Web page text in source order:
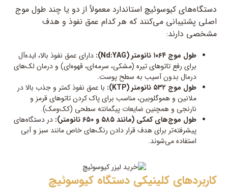
دستگاه‌های کیوسوئیچ استاندارد معمولاً از دو یا چند طول موج
اصلی پشتیبانی می‌کنند که هر کدام عمق نفوذ و هدف
مشخصی دارند:
طول موج ۱۰۶۴ نانومتر (Nd:YAG):
دارای عمق نفوذ بالا، ایده‌آل
برای رفع تاتوهای تیره (مشکی، سرمه‌ای، قهوه‌ای) و درمان لک‌های
درمال بدون آسیب به سطح پوست.
طول موج ۵۳۲ نانومتر (KTP):
با عمق نفوذ کمتر و جذب بالا در
ملانین و هموگلوبین، مناسب برای پاک کردن تاتوهای قرمز و
نارنجی و همچنین ضایعات پیگمانته سطحی (کک‌ومک).
طول موج‌های کمکی (مانند ۵۸۵ و ۶۵۰ نانومتر):
در دستگاه‌های
پیشرفته‌تر برای هدف قرار دادن رنگ‌های خاص مانند سبز و آبی
استفاده می‌شوند.
کاربردهای کلینیکی دستگاه کیوسوئیچ